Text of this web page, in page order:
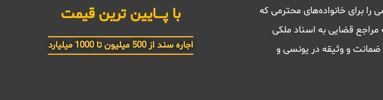
برای خانواده‌های محترمی که
مراجع قضایی به اسناد ملکی
ضمانت و وثیقه در یونسی و
با پــــایین ترین قیمت
سند استعلامی و معتبر 6 دانـــگ
اجاره سند از 500 میلیون تا 1000 میلیارد